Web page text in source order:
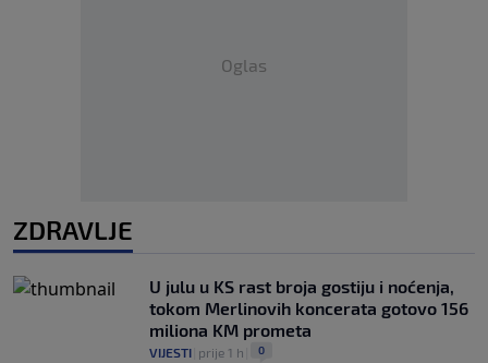
Oglas
ZDRAVLJE
U julu u KS rast broja gostiju i noćenja,
tokom Merlinovih koncerata gotovo 156
miliona KM prometa
VIJESTI prije 1 h 0